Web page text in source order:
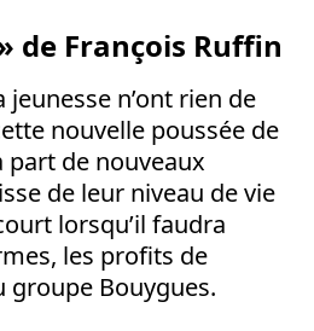
de François Ruffin
n’ont rien de
nouvelle poussée de
de nouveaux
de leur niveau de vie
lorsqu’il faudra
les profits de
groupe Bouygues.